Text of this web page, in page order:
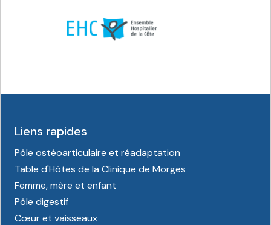
Liens rapides
Pôle ostéoarticulaire et réadaptation
Table d'Hôtes de la Clinique de Morges
Femme, mère et enfant
Pôle digestif
Cœur et vaisseaux